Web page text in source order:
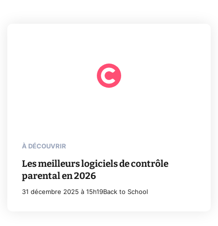
À DÉCOUVRIR
Les meilleurs logiciels de contrôle
parental en 2026
31 décembre 2025 à 15h19Back to School